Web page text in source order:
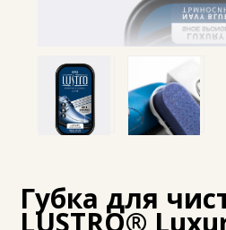
Губка для
LUSTRO®